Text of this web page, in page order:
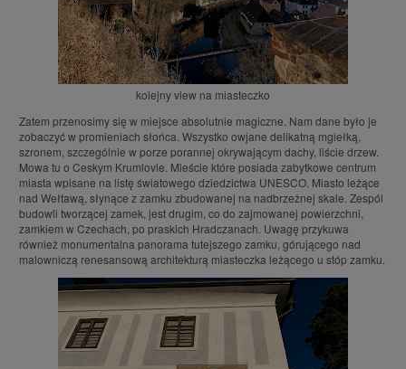
kolejny view na miasteczko
Zatem przenosimy się w miejsce absolutnie magiczne. Nam dane było je
zobaczyć w promieniach słońca. Wszystko owjane delikatną mgiełką,
szronem, szczególnie w porze porannej okrywającym dachy, liście drzew.
Mowa tu o Ceskym Krumlovie. Mieście które posiada zabytkowe centrum
miasta wpisane na listę światowego dziedzictwa UNESCO. Miasto leżące
nad Wełtawą, słynące z zamku zbudowanej na nadbrzeżnej skale. Zespól
budowli tworzącej zamek, jest drugim, co do zajmowanej powierzchni,
zamkiem w Czechach, po praskich Hradczanach. Uwagę przykuwa
również monumentalna panorama tutejszego zamku, górującego nad
malowniczą renesansową architekturą miasteczka leżącego u stóp zamku.